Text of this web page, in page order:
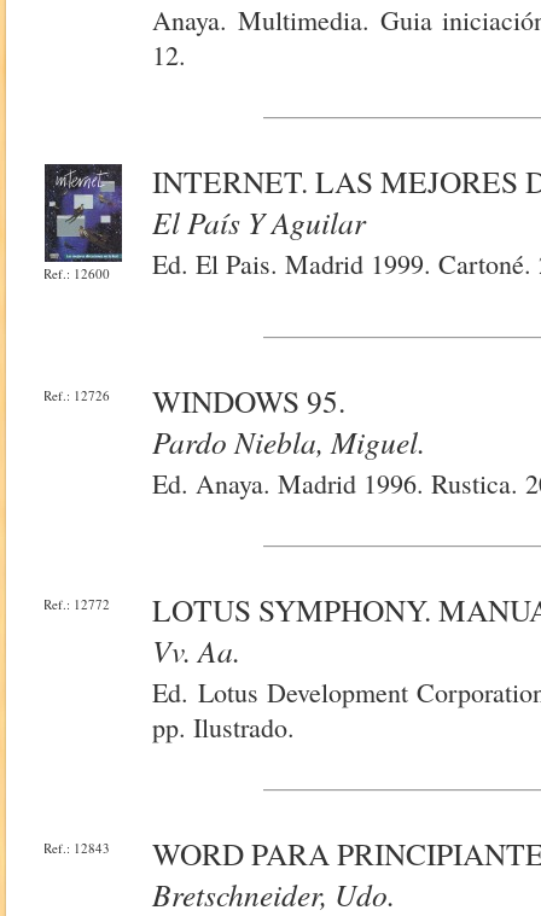
Anaya. Multimedia. Guia
12.
Ref.: 12600
INTERNET. LAS MEJORES
El País Y Aguilar
Ed. El Pais. Madrid 1999.
Ref.: 12726
WINDOWS 95.
Pardo Niebla, Miguel.
Ed. Anaya. Madrid 1996. Rustica.
Ref.: 12772
LOTUS SYMPHONY.
Vv. Aa.
Ed. Lotus Development
pp. Ilustrado.
Ref.: 12843
WORD PARA
Bretschneider, Udo.